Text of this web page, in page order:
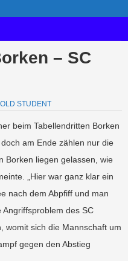
– SC
STUDENT
beim Tabellendritten Borken
am Ende zählen nur die
Borken liegen gelassen, wie
„Hier war ganz klar ein
nach dem Abpfiff und man
des SC
womit sich die Mannschaft um
gegen den Abstieg